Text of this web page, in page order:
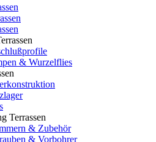
& Wurzelflies
Terrassen
& Zubehör
& Vorbohrer